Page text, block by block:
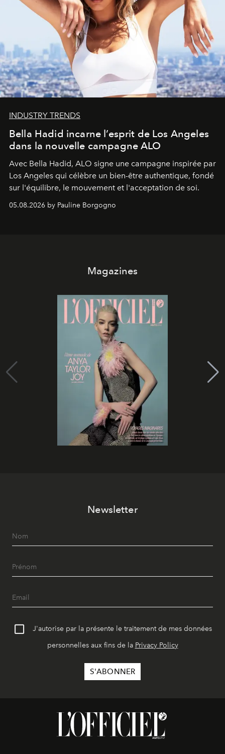
INDUSTRY TRENDS
Bella Hadid incarne l’esprit de Los Angeles
dans la nouvelle campagne ALO
Avec Bella Hadid, ALO signe une campagne inspirée par
Los Angeles qui célèbre un bien-être authentique, fondé
sur l'équilibre, le mouvement et l'acceptation de soi.
05.08.2026 by Pauline Borgogno
Magazines
Newsletter
J'autorise par la présente le traitement de mes données
personnelles aux fins de la Privacy Policy